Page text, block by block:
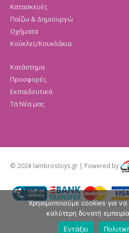
Κατασκευές
Παίζω & Δημιουργώ
Οχήματα
Κούκλες/Κουκλάκια
Κατάστημα
Προσφορές
Εκπαιδευτικά
Τα Νέα μας
© 2024 lambrostoys.gr | Powered by
Χρησιμοποιούμε cookies για
καλύτερη δυνατή
Εντάξει